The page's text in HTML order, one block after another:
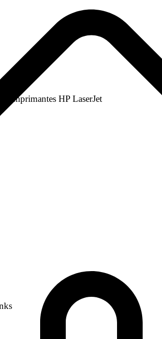
imprimantes HP LaserJet